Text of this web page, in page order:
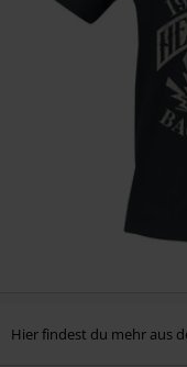
Hier findest du mehr aus